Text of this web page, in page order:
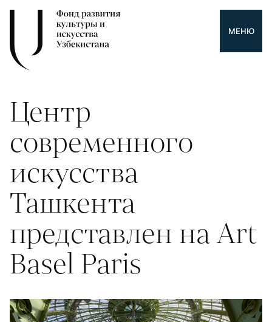
МЕНЮ
Центр
современного
искусства
Ташкента
представлен на Art
Basel Paris